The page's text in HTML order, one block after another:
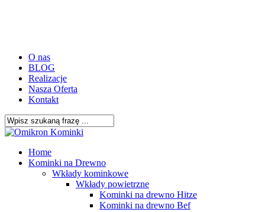
O nas
BLOG
Realizacje
Nasza Oferta
Kontakt
Close
search
Menu
Home
Kominki na Drewno
Wkłady kominkowe
Wkłady powietrzne
Kominki na drewno Hitze
Kominki na drewno Bef